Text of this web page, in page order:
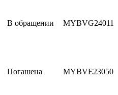
В обращении
Погашена